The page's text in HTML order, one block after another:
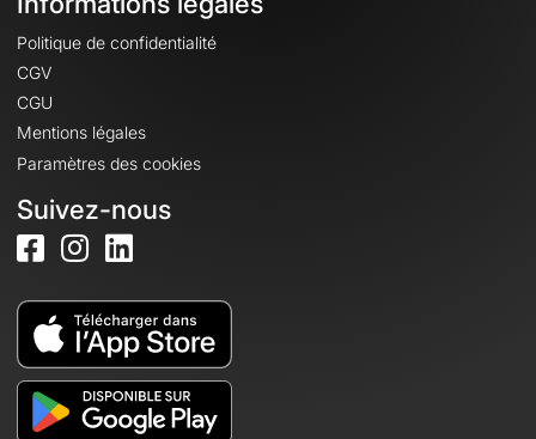
Politique de confidentialité
CGV
CGU
Mentions légales
Paramètres des cookies
Suivez-nous